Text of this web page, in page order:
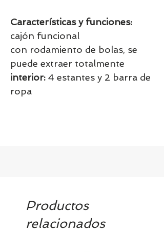
Características y funciones:
cajón funcional
con rodamiento de bolas, se
puede extraer totalmente
interior: 4 estantes y 2 barra de
ropa
Productos
relacionados